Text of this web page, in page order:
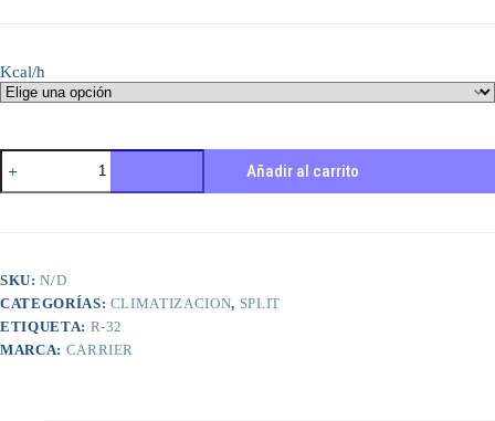
Kcal/h
Split
CARRIER
INVERTER
Power
cantidad
Añadir al carrito
SKU:N/D
CATEGORÍAS: CLIMATIZACION, SPLIT
ETIQUETA: R-32
MARCA: CARRIER